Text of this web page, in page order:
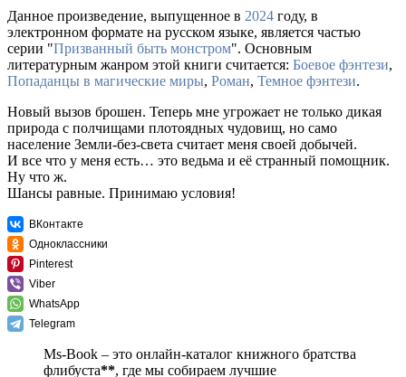
Данное произведение, выпущенное в 2024 году, в
электронном формате на русском языке, является частью
серии "Призванный быть монстром". Основным
литературным жанром этой книги считается: Боевое фэнтези,
Попаданцы в магические миры, Роман, Темное фэнтези.
Новый вызов брошен. Теперь мне угрожает не только дикая
природа с полчищами плотоядных чудовищ, но само
население Земли-без-света считает меня своей добычей.
И все что у меня есть… это ведьма и её странный помощник.
Ну что ж.
Шансы равные. Принимаю условия!
ВКонтакте
Одноклассники
Pinterest
Viber
WhatsApp
Telegram
Ms-Book – это онлайн-каталог книжного братства
флибуста**, где мы собираем лучшие